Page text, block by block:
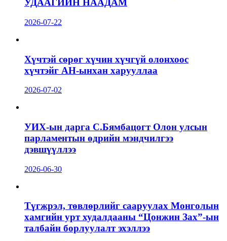
УДААГИЙН НААДАМ
2026-07-22
Хүчтэй сөрөг хүчин хүчгүй олонхоос
хүчтэйг АН-ынхан харууллаа
2026-07-02
УИХ-ын дарга С.Бямбацогт Олон улсын
парламентын өдрийн мэндчилгээ
дэвшүүллээ
2026-06-30
Түгжрэл, төвлөрлийг сааруулах Монголын
хамгийн урт худалдааны “Цонжин Зах”-ын
талбайн борлуулалт эхэллээ